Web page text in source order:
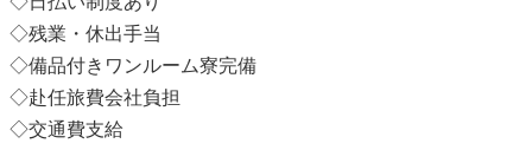
◇残業・休出手当
◇備品付きワンルーム寮完備
◇赴任旅費会社負担
◇交通費支給